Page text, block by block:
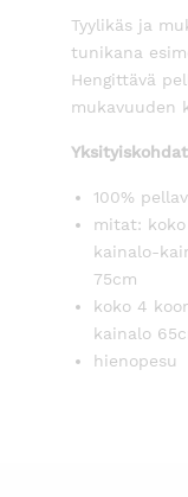
Tyylikäs ja
tunikana
Hengittävä
mukavuuden
Yksityiskohdat
100%
mitat:
kainalo-
75cm
koko 4
kainalo
hienopesu